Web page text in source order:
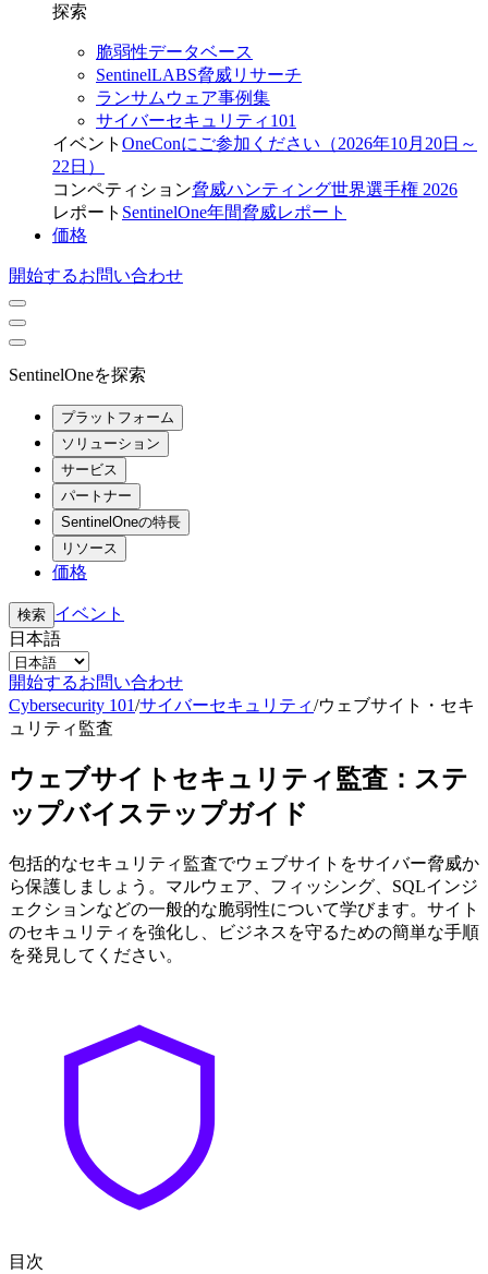
探索
脆弱性データベース
SentinelLABS脅威リサーチ
ランサムウェア事例集
サイバーセキュリティ101
イベント OneConにご参加ください（2026年10月20日～
22日）
コンペティション脅威ハンティング世界選手権 2026
レポート SentinelOne年間脅威レポート
価格
開始するお問い合わせ
SentinelOneを探索
プラットフォーム
ソリューション
サービス
パートナー
SentinelOneの特長
リソース
価格
検索 イベント
日本語
開始するお問い合わせ
Cybersecurity 101/サイバーセキュリティ/ウェブサイト・セキ
ュリティ監査
ウェブサイトセキュリティ監査：ステ
ップバイステップガイド
包括的なセキュリティ監査でウェブサイトをサイバー脅威か
ら保護しましょう。マルウェア、フィッシング、SQLインジ
ェクションなどの一般的な脆弱性について学びます。サイト
のセキュリティを強化し、ビジネスを守るための簡単な手順
を発見してください。
目次